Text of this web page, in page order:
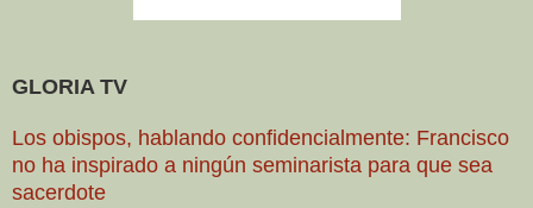
GLORIA TV
Los obispos, hablando confidencialmente: Francisco
no ha inspirado a ningún seminarista para que sea
sacerdote